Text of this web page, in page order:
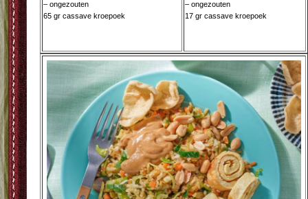
– ongezouten
65 gr cassave kroepoek
– ongezouten
17 gr cassave kroepoek